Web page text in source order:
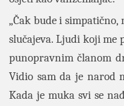
„Čak bude i
slučajeva. Ljudi koji me
punopravnim članom
Vidio sam da je narod
Kada je muka svi se